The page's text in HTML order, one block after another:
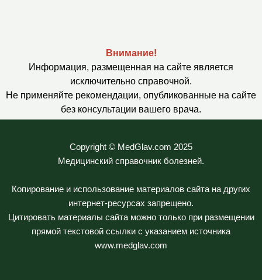
Внимание!
Информация, размещенная на сайте является
исключительно справочной.
Не применяйте рекомендации, опубликованные на сайте
без консультации вашего врача.
Copyright © MedGlav.com 2025
Медицинский справочник болезней.
Копирование и использование материалов сайта на других
интернет-ресурсах запрещено.
Цитировать материалы сайта можно только при размещении
прямой текстовой ссылки с указанием источника
www.medglav.com